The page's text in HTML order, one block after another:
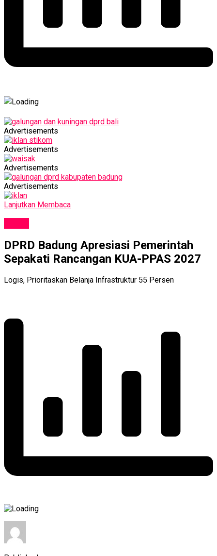
Advertisements
Advertisements
Advertisements
Advertisements
Lanjutkan Membaca
DPRD Badung Apresiasi Pemerintah
Sepakati Rancangan KUA-PPAS 2027
Logis, Prioritaskan Belanja Infrastruktur 55 Persen